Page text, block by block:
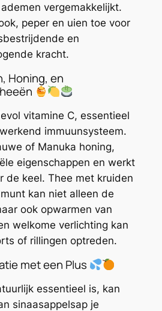
vergemakkelijkt.
peper en uien toe voor
en
kracht.
en
vitamine C, essentieel
immuunsysteem.
of Manuka honing,
eigenschappen en werkt
de keel. Thee met kruiden
kan niet alleen de
ook opwarmen van
welkome verlichting kan
of rillingen optreden.
met een Plus
essentieel is, kan
sinaasappelsap je